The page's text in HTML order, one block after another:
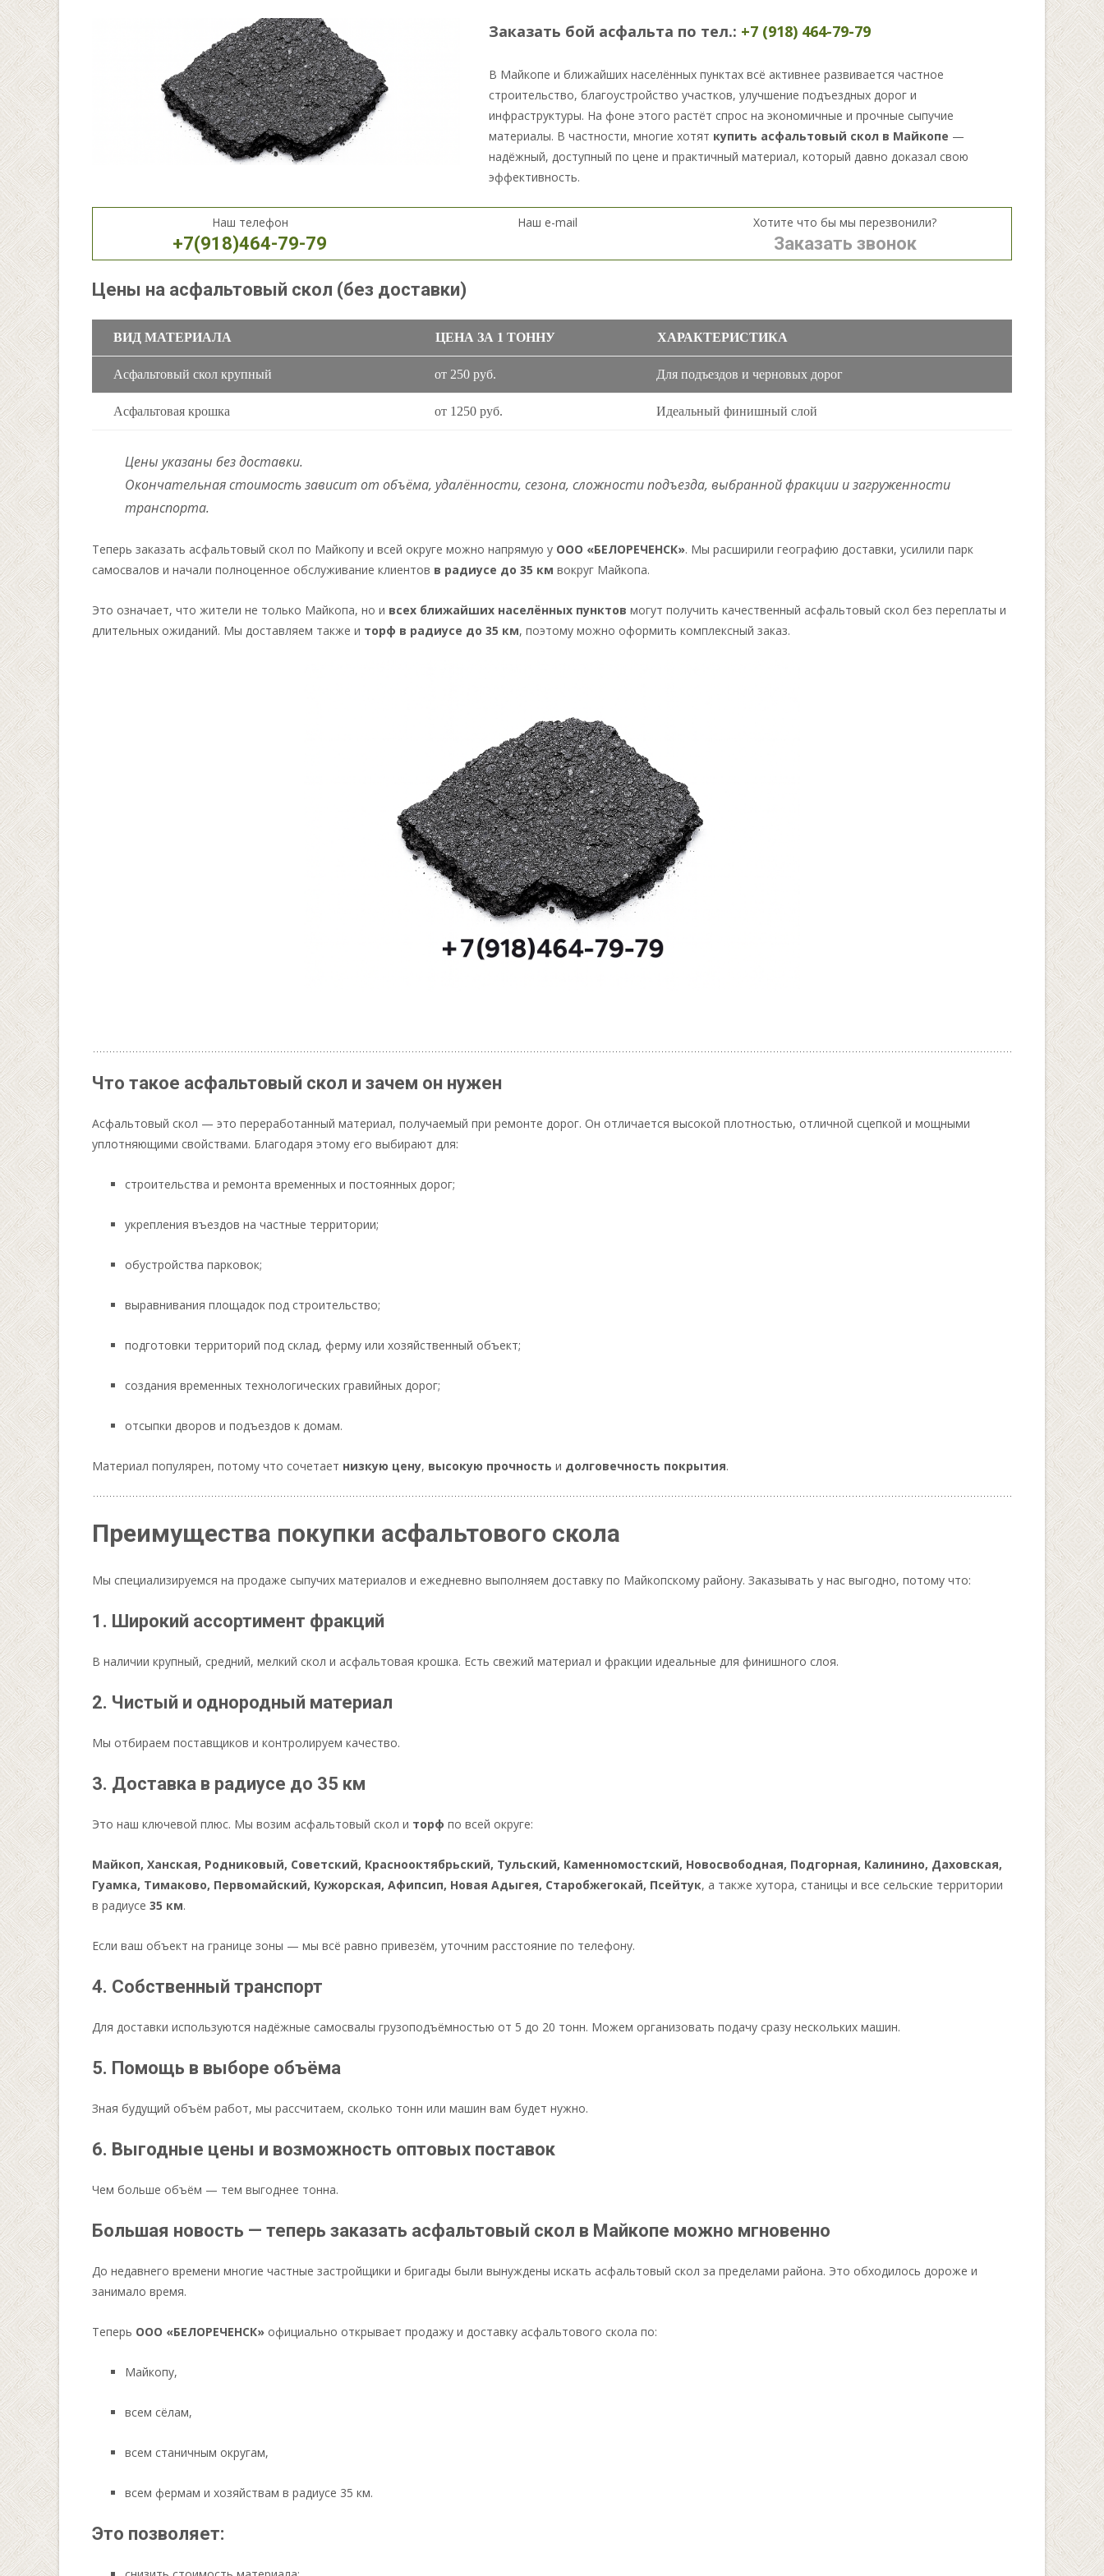
Заказать бой асфальта по тел.: +7 (918) 464-79-79
В Майкопе и ближайших населённых пунктах всё активнее развивается частное
строительство, благоустройство участков, улучшение подъездных дорог и
инфраструктуры. На фоне этого растёт спрос на экономичные и прочные сыпучие
материалы. В частности, многие хотят купить асфальтовый скол в Майкопе —
надёжный, доступный по цене и практичный материал, который давно доказал свою
эффективность.
Наш телефон
+7(918)464-79-79
Наш e-mail Хотите что бы мы перезвонили?
Заказать звонок
Цены на асфальтовый скол (без доставки)
ВИД МАТЕРИАЛА ЦЕНА ЗА 1 ТОННУ ХАРАКТЕРИСТИКА
Асфальтовый скол крупный от 250 руб. Для подъездов и черновых дорог
Асфальтовая крошка от 1250 руб. Идеальный финишный слой
Цены указаны без доставки.
Окончательная стоимость зависит от объёма, удалённости, сезона, сложности подъезда, выбранной фракции и загруженности
транспорта.
Теперь заказать асфальтовый скол по Майкопу и всей округе можно напрямую у ООО «БЕЛОРЕЧЕНСК». Мы расширили географию доставки, усилили парк
самосвалов и начали полноценное обслуживание клиентов в радиусе до 35 км вокруг Майкопа.
Это означает, что жители не только Майкопа, но и всех ближайших населённых пунктов могут получить качественный асфальтовый скол без переплаты и
длительных ожиданий. Мы доставляем также и торф в радиусе до 35 км, поэтому можно оформить комплексный заказ.
Что такое асфальтовый скол и зачем он нужен
Асфальтовый скол — это переработанный материал, получаемый при ремонте дорог. Он отличается высокой плотностью, отличной сцепкой и мощными
уплотняющими свойствами. Благодаря этому его выбирают для:
строительства и ремонта временных и постоянных дорог;
укрепления въездов на частные территории;
обустройства парковок;
выравнивания площадок под строительство;
подготовки территорий под склад, ферму или хозяйственный объект;
создания временных технологических гравийных дорог;
отсыпки дворов и подъездов к домам.
Материал популярен, потому что сочетает низкую цену, высокую прочность и долговечность покрытия.
Преимущества покупки асфальтового скола
Мы специализируемся на продаже сыпучих материалов и ежедневно выполняем доставку по Майкопскому району. Заказывать у нас выгодно, потому что:
1. Широкий ассортимент фракций
В наличии крупный, средний, мелкий скол и асфальтовая крошка. Есть свежий материал и фракции идеальные для финишного слоя.
2. Чистый и однородный материал
Мы отбираем поставщиков и контролируем качество.
3. Доставка в радиусе до 35 км
Это наш ключевой плюс. Мы возим асфальтовый скол и торф по всей округе:
Майкоп, Ханская, Родниковый, Советский, Краснооктябрьский, Тульский, Каменномостский, Новосвободная, Подгорная, Калинино, Даховская,
Гуамка, Тимаково, Первомайский, Кужорская, Афипсип, Новая Адыгея, Старобжегокай, Псейтук, а также хутора, станицы и все сельские территории
в радиусе 35 км.
Если ваш объект на границе зоны — мы всё равно привезём, уточним расстояние по телефону.
4. Собственный транспорт
Для доставки используются надёжные самосвалы грузоподъёмностью от 5 до 20 тонн. Можем организовать подачу сразу нескольких машин.
5. Помощь в выборе объёма
Зная будущий объём работ, мы рассчитаем, сколько тонн или машин вам будет нужно.
6. Выгодные цены и возможность оптовых поставок
Чем больше объём — тем выгоднее тонна.
Большая новость — теперь заказать асфальтовый скол в Майкопе можно мгновенно
До недавнего времени многие частные застройщики и бригады были вынуждены искать асфальтовый скол за пределами района. Это обходилось дороже и
занимало время.
Теперь ООО «БЕЛОРЕЧЕНСК» официально открывает продажу и доставку асфальтового скола по:
Майкопу,
всем сёлам,
всем станичным округам,
всем фермам и хозяйствам в радиусе 35 км.
Это позволяет: